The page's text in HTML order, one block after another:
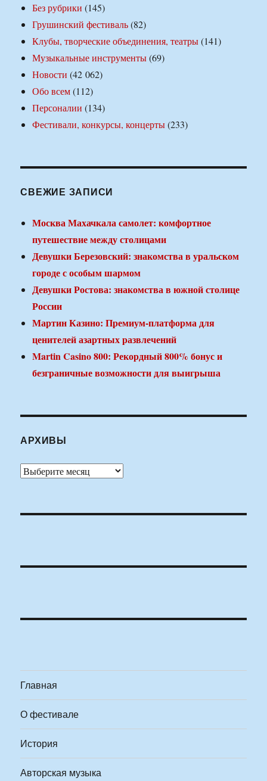
Без рубрики (145)
Грушинский фестиваль(82)
Клубы, творческие объединения, театры(141)
Музыкальные инструменты(69)
Новости (42 062)
Обо всем(112)
Персоналии (134)
Фестивали, конкурсы, концерты(233)
СВЕЖИЕ ЗАПИСИ
Москва Махачкала самолет: комфортное
путешествие между столицами
Девушки Березовский: знакомства в уральском
городе с особым шармом
Девушки Ростова: знакомства в южной столице
России
Мартин Казино: Премиум-платформа для
ценителей азартных развлечений
Martin Casino 800: Рекордный 800% бонус и
безграничные возможности для выигрыша
АРХИВЫ
Архивы
Главная
О фестивале
История
Авторская музыка